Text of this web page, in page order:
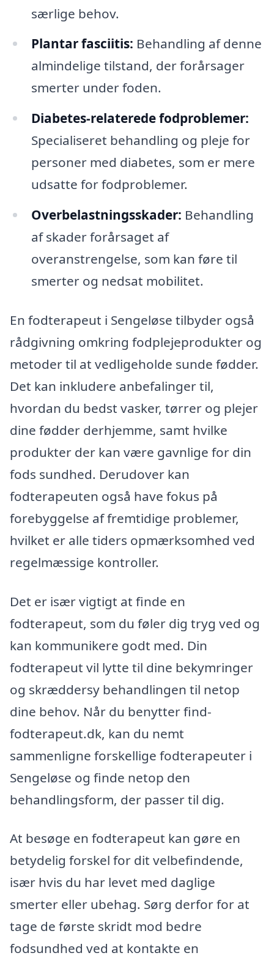
særlige behov.
Plantar fasciitis: Behandling af denne
almindelige tilstand, der forårsager
smerter under foden.
Diabetes-relaterede fodproblemer:
Specialiseret behandling og pleje for
personer med diabetes, som er mere
udsatte for fodproblemer.
Overbelastningsskader: Behandling
af skader forårsaget af
overanstrengelse, som kan føre til
smerter og nedsat mobilitet.
En fodterapeut i Sengeløse tilbyder også
rådgivning omkring fodplejeprodukter og
metoder til at vedligeholde sunde fødder.
Det kan inkludere anbefalinger til,
hvordan du bedst vasker, tørrer og plejer
dine fødder derhjemme, samt hvilke
produkter der kan være gavnlige for din
fods sundhed. Derudover kan
fodterapeuten også have fokus på
forebyggelse af fremtidige problemer,
hvilket er alle tiders opmærksomhed ved
regelmæssige kontroller.
Det er især vigtigt at finde en
fodterapeut, som du føler dig tryg ved og
kan kommunikere godt med. Din
fodterapeut vil lytte til dine bekymringer
og skræddersy behandlingen til netop
dine behov. Når du benytter find-
fodterapeut.dk, kan du nemt
sammenligne forskellige fodterapeuter i
Sengeløse og finde netop den
behandlingsform, der passer til dig.
At besøge en fodterapeut kan gøre en
betydelig forskel for dit velbefindende,
især hvis du har levet med daglige
smerter eller ubehag. Sørg derfor for at
tage de første skridt mod bedre
fodsundhed ved at kontakte en